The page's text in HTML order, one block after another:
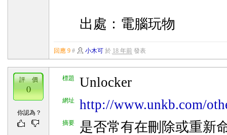
出處：電腦玩物
回應 9 # 小木可於 18 年前發表
標題 Unlocker
網址 http://www.unkb.com/
摘要
是否常有在刪除或重新
評 價
0
你認為？